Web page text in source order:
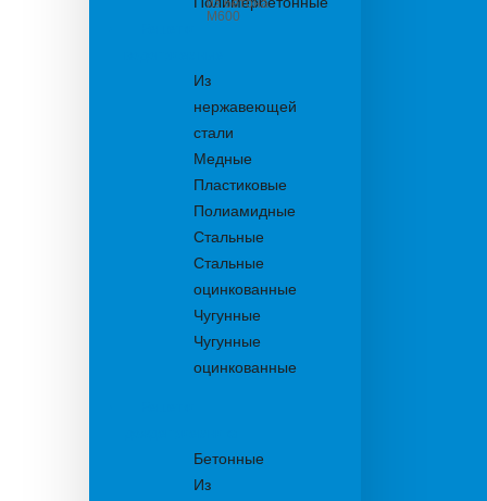
из бетона
М600
Из
нержавеющей
стали
Медные
Пластиковые
Полиамидные
Стальные
Стальные
оцинкованные
Чугунные
Чугунные
оцинкованные
Бетонные
Из